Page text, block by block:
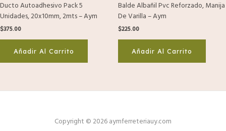
Ducto Autoadhesivo Pack 5
Unidades, 20x10mm, 2mts – Aym
$375.00
Añadir Al Carrito
Balde Albañil Pvc Reforzado, Manija
De Varilla – Aym
$225.00
Añadir Al Carrito
Copyright © 2026 aymferreteriauy.com